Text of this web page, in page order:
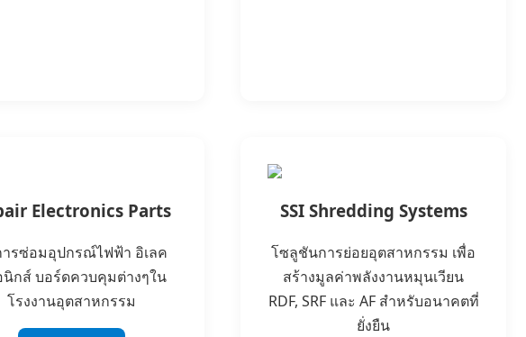
Electronics Parts
รซ่อมอุปกรณ์ไฟฟ้า อิเลค
กส์ บอร์ดควบคุมต่างๆใน
โรงงานอุตสาหกรรม
SSI Shredding Systems
โซลูชันการย่อยอุตสาหกรรม เพื่อ
สร้างมูลค่าพลังงานหมุนเวียน
RDF, SRF และ AF สำหรับอนาคตที่
ยั่งยืน